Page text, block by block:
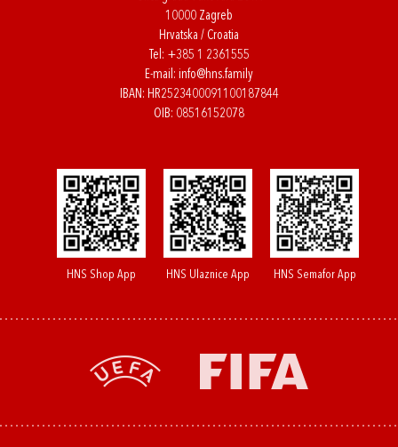
10000 Zagreb
Hrvatska / Croatia
Tel: +385 1 2361555
E-mail: info@hns.family
IBAN: HR2523400091100187844
OIB: 08516152078
HNS Shop App HNS Ulaznice App HNS Semafor App